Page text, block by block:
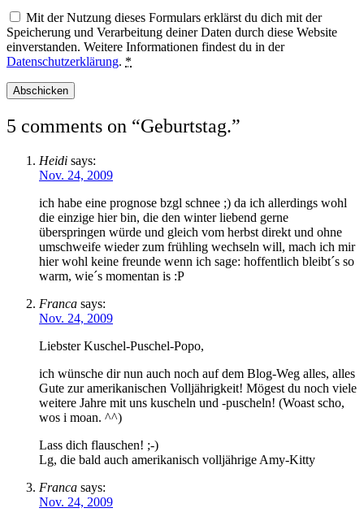
Mit der Nutzung dieses Formulars erklärst du dich mit der
Speicherung und Verarbeitung deiner Daten durch diese Website
einverstanden. Weitere Informationen findest du in der
Datenschutzerklärung. *
5 comments on “Geburtstag.”
Heidi says:
Nov. 24, 2009
ich habe eine prognose bzgl schnee ;) da ich allerdings wohl
die einzige hier bin, die den winter liebend gerne
überspringen würde und gleich vom herbst direkt und ohne
umschweife wieder zum frühling wechseln will, mach ich mir
hier wohl keine freunde wenn ich sage: hoffentlich bleibt´s so
warm, wie´s momentan is :P
Franca says:
Nov. 24, 2009
Liebster Kuschel-Puschel-Popo,
ich wünsche dir nun auch noch auf dem Blog-Weg alles, alles
Gute zur amerikanischen Volljährigkeit! Mögest du noch viele
weitere Jahre mit uns kuscheln und -puscheln! (Woast scho,
wos i moan. ^^)
Lass dich flauschen! ;-)
Lg, die bald auch amerikanisch volljährige Amy-Kitty
Franca says:
Nov. 24, 2009